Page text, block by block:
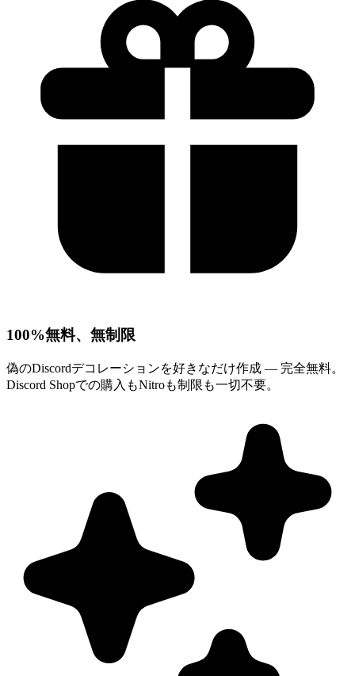
100%無料、無制限
偽のDiscordデコレーションを好きなだけ作成 — 完全無料。
Discord Shopでの購入もNitroも制限も一切不要。